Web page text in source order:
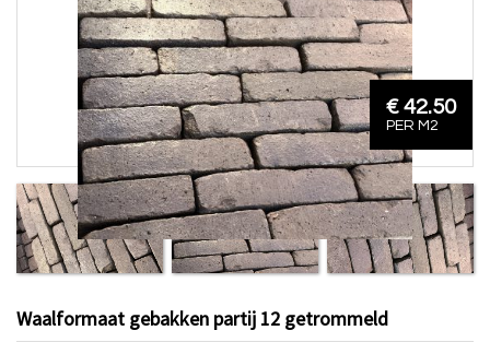
€ 42.50
PER M2
Waalformaat gebakken partij 12 getrommeld